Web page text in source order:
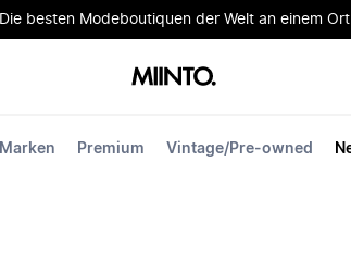
Die besten Modeboutiquen der Welt an einem Ort
Marken Premium Vintage/Pre-owned